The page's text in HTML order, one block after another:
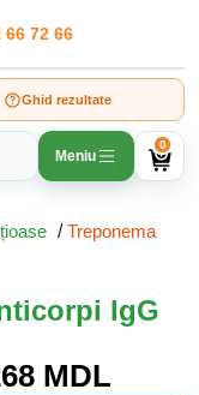
66 72 66
Ghid rezultate
Meniu
0
/Treponema
IgG
MDL